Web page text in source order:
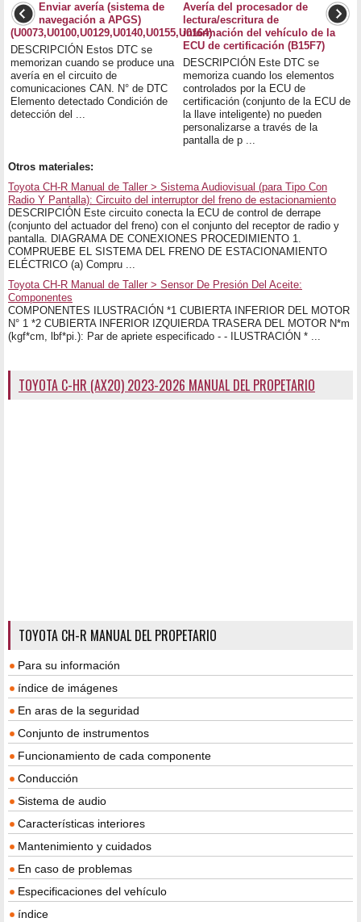
Enviar avería (sistema de
navegación a APGS)
(U0073,U0100,U0129,U0140,U0155,U0164)
DESCRIPCIÓN Estos DTC se
memorizan cuando se produce una
avería en el circuito de
comunicaciones CAN. N° de DTC
Elemento detectado Condición de
detección del ...
Avería del procesador de
lectura/escritura de
información del vehículo de la
ECU de certificación (B15F7)
DESCRIPCIÓN Este DTC se
memoriza cuando los elementos
controlados por la ECU de
certificación (conjunto de la ECU de
la llave inteligente) no pueden
personalizarse a través de la
pantalla de p ...
Otros materiales:
Toyota CH-R Manual de Taller > Sistema Audiovisual (para Tipo Con
Radio Y Pantalla): Circuito del interruptor del freno de estacionamiento
DESCRIPCIÓN Este circuito conecta la ECU de control de derrape
(conjunto del actuador del freno) con el conjunto del receptor de radio y
pantalla. DIAGRAMA DE CONEXIONES PROCEDIMIENTO 1.
COMPRUEBE EL SISTEMA DEL FRENO DE ESTACIONAMIENTO
ELÉCTRICO (a) Compru ...
Toyota CH-R Manual de Taller > Sensor De Presión Del Aceite:
Componentes
COMPONENTES ILUSTRACIÓN *1 CUBIERTA INFERIOR DEL MOTOR
N° 1 *2 CUBIERTA INFERIOR IZQUIERDA TRASERA DEL MOTOR N*m
(kgf*cm, lbf*pi.): Par de apriete especificado - - ILUSTRACIÓN * ...
TOYOTA C-HR (AX20) 2023-2026 MANUAL DEL PROPETARIO
TOYOTA CH-R MANUAL DEL PROPETARIO
Para su información
índice de imágenes
En aras de la seguridad
Conjunto de instrumentos
Funcionamiento de cada componente
Conducción
Sistema de audio
Características interiores
Mantenimiento y cuidados
En caso de problemas
Especificaciones del vehículo
índice